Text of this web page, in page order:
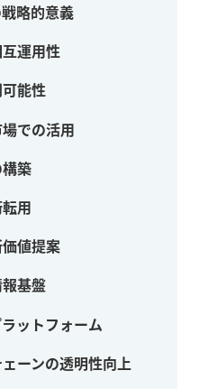
略的意義
運用性
能性
での活用
築
用
値提案
基盤
ットフォーム
ーンの透明性向上